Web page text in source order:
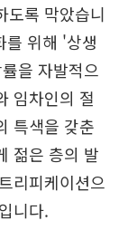
도록 막았습니
를 위해 '상생
을 자발적으
임차인의 절
특색을 갖춘
젊은 층의 발
리피케이션으
니다.